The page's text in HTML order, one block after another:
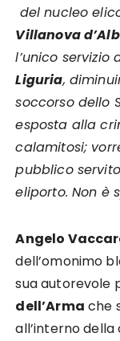
del nucleo
Villanova
l’unico servizio
Liguria,
soccorso dello
esposta alla
calamitosi;
pubblico
eliporto. Non è
Angelo
dell’omonimo
sua autorevole
dell’Arma che
all’interno